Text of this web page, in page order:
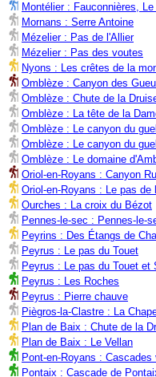
Montélier : Fauconnières, Le
Mornans : Serre Antoine
Mézelier : Pas de l'Allier
Mézelier : Pas des voutes
Nyons : Les crêtes de la
Omblèze : Canyon des
Omblèze : Chute de la
Omblèze : La tête de la
Omblèze : Le canyon du
Omblèze : Le canyon du
Omblèze : Le domaine
Oriol-en-Royans : Canyon
Oriol-en-Royans : Le pas de
Ourches : La croix du Bézot
Pennes-le-sec : Pennes-le-
Peyrins : Des Étangs de
Peyrus : Le pas du Touet
Peyrus : Le pas du Touet et
Peyrus : Les Roches
Peyrus : Pierre chauve
Piègros-la-Clastre : La
Plan de Baix : Chute de la
Plan de Baix : Le Vellan
Pont-en-Royans :
Pontaix : Cascade de